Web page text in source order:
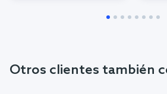
Otros clientes también